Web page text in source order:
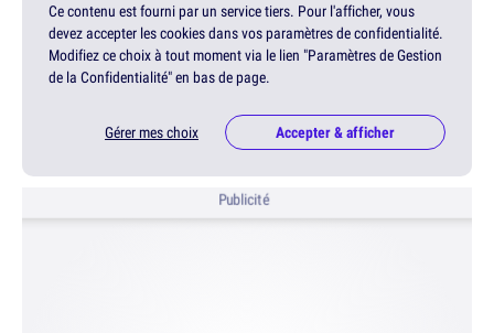
Ce contenu est fourni par un service tiers. Pour l'afficher, vous
devez accepter les cookies dans vos paramètres de confidentialité.
Modifiez ce choix à tout moment via le lien "Paramètres de Gestion
de la Confidentialité" en bas de page.
Gérer mes choix Accepter & afficher
Publicité